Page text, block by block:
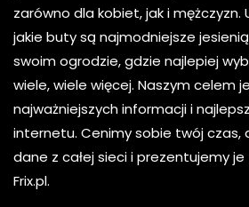
zarówno dla kobiet, jak i mężczyzn.
jakie buty są najmodniejsze
swoim ogrodzie, gdzie najlepiej
wiele, wiele więcej. Naszym celem
najważniejszych informacji i
internetu. Cenimy sobie twój czas,
dane z całej sieci i prezentujemy
Frix.pl.